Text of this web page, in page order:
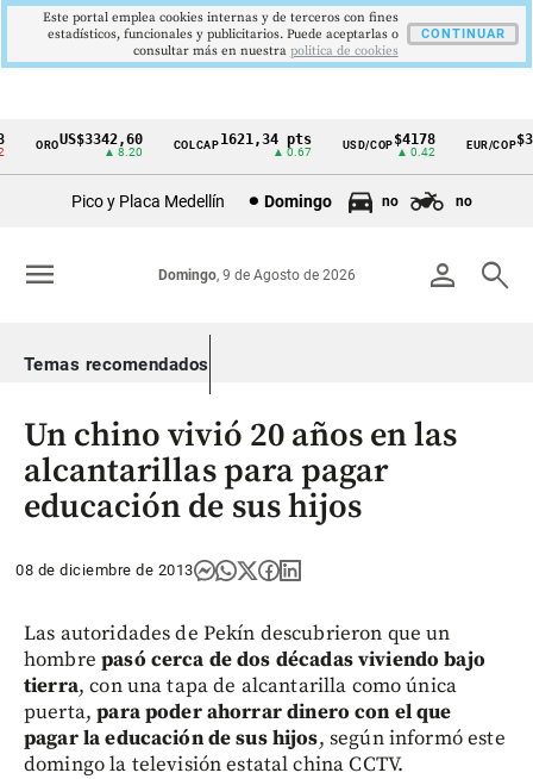
Cintillo
Colombia
OROUS$3342,60
▲ 8.20
COLCAP1621,34 pts
▲ 0.67
USD/COP$4178
▲ 0.42
EUR/COP
Pico y Placa Medellín Domingo no no
person search
Domingo, 9 de Agosto de 2026
menu
Temas recomendados
Un chino vivió 20 años en las
alcantarillas para pagar
educación de sus hijos
08 de diciembre de 2013
Las autoridades de Pekín descubrieron que un
hombrepasó cerca de dos décadas viviendo bajo
tierra, con una tapa de alcantarilla como única
puerta,para poder ahorrar dinero con el que
pagar la educación de sus hijos, según informó este
domingo la televisión estatal china CCTV.
Este portal emplea cookies internas y de terceros con fines
estadísticos, funcionales y publicitarios. Puede aceptarlas o
consultar más en nuestra politica de cookies
CONTINUAR